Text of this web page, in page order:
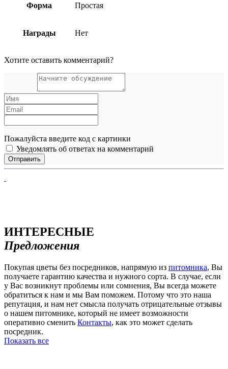
Форма Простая
Награды Нет
Хотите оставить комментарий?
Пожалуйста введите код с картинки
Уведомлять об ответах на комментарий
ИНТЕРЕСНЫЕ
Предложения
Покупая цветы без посредников, напрямую из питомника, Вы
получаете гарантию качества и нужного сорта. В случае, если
у Вас возникнут проблемы или сомнения, Вы всегда можете
обратиться к нам и мы Вам поможем. Потому что это наша
репутация, и нам нет смысла получать отрицательные отзывы
о нашем питомнике, который не имеет возможности
оперативно сменить Контакты, как это может сделать
посредник.
Показать все